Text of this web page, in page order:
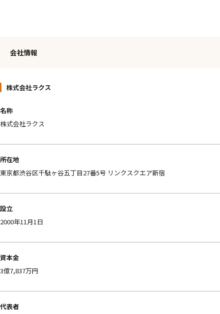
会社情報
株式会社ラクス
名称
株式会社ラクス
所在地
東京都渋谷区千駄ヶ谷五丁目27番5号 リンクスクエア新宿
設立
2000年11月1日
資本金
3億7,837万円
代表者